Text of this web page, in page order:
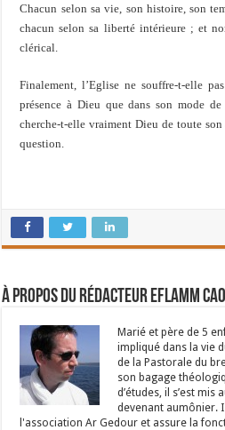
Chacun selon sa vie, son histoire, son
chacun selon sa liberté intérieure ; et
clérical.
Finalement, l’Eglise ne souffre-t-elle
présence à Dieu que dans son mode
cherche-t-elle vraiment Dieu de toute son
question.
À propos du rédacteur Eflamm
Marié et père de 5
impliqué dans la vie
de la Pastorale du
son bagage
d’études, il s’est mis
devenant aumônier.
l'association Ar Gedour et assure la